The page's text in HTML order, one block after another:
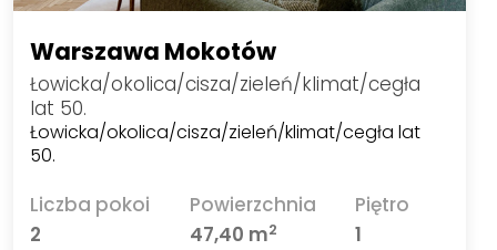
Warszawa Mokotów
Łowicka/okolica/cisza/zieleń/klimat/cegła
lat 50.
Łowicka/okolica/cisza/zieleń/klimat/cegła lat
50.
Liczba pokoi
2
Powierzchnia
47,40 m2
Piętro
1